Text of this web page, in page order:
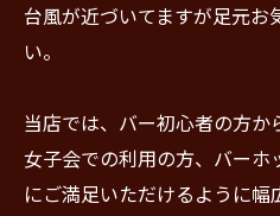
台風が近づいてますが足元お
い。
当店では、バー初心者の方か
女子会での利用の方、バー
にご満足いただけるように